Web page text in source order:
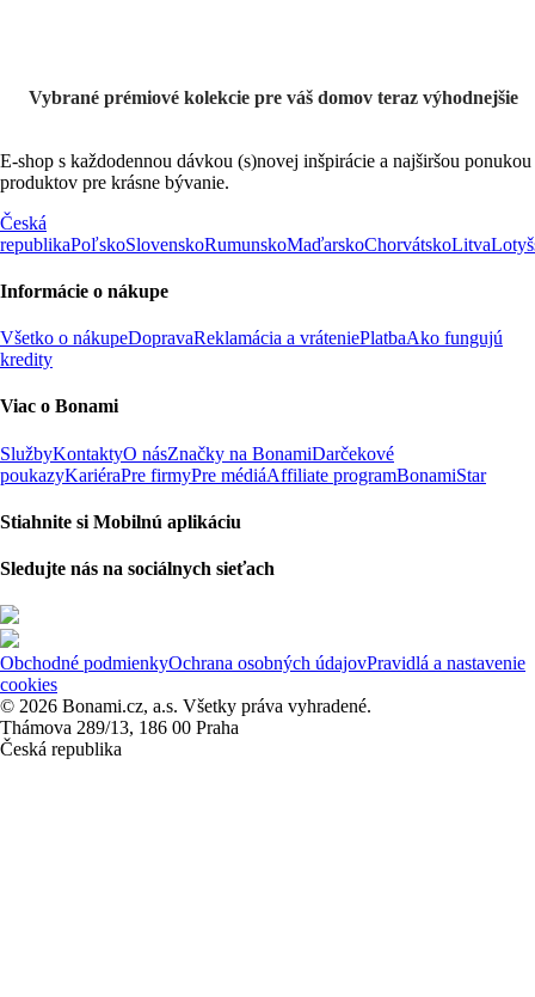
Vybrané prémiové kolekcie pre váš domov teraz výhodnejšie
E-shop s každodennou dávkou (s)novej inšpirácie a najširšou ponukou
produktov pre krásne bývanie.
Česká
republikaPoľskoSlovenskoRumunskoMaďarskoChorvátskoLitva
Informácie o nákupe
Všetko o nákupeDopravaReklamácia a vráteniePlatbaAko fungujú
kredity
Viac o Bonami
SlužbyKontaktyO násZnačky na BonamiDarčekové
poukazyKariéraPre firmyPre médiáAffiliate programBonamiStar
Stiahnite si Mobilnú aplikáciu
Sledujte nás na sociálnych sieťach
Obchodné podmienkyOchrana osobných údajovPravidlá a nastavenie
cookies
© 2026 Bonami.cz, a.s. Všetky práva vyhradené.
Thámova 289/13, 186 00 Praha
Česká republika